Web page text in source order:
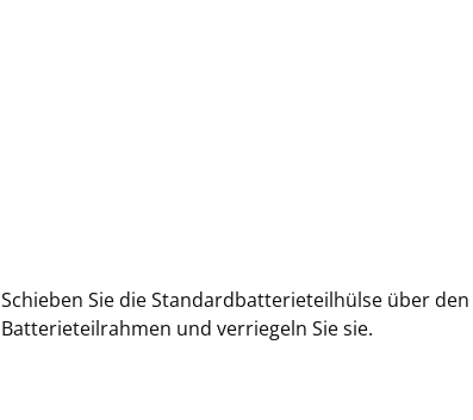
Schieben Sie die Standardbatterieteilhülse über den
Batterieteilrahmen und verriegeln Sie sie.